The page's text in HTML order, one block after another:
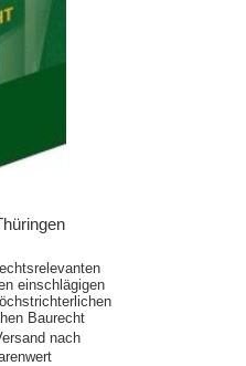
einschlägigen
Baurecht
nach